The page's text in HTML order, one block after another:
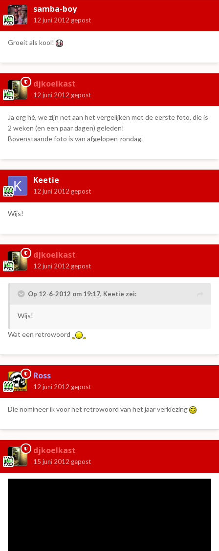
samba-boy
12 juni 2012 gepost
Groeit als kool!
djkoelkast
12 juni 2012 gepost
Ja erg hè, we zijn net aan het vergelijken met de eerste foto, die is
2 weken (en een paar dagen) geleden!
Bovenstaande foto is van afgelopen zondag.
Keetie
12 juni 2012 gepost
Wijs!
djkoelkast
12 juni 2012 gepost
Op 12-6-2012 om 19:17, Keetie zei:
Wijs!
Wat een retrowoord
Ross
12 juni 2012 gepost
Die nomineer ik voor het retrowoord van het jaar verkiezing
djkoelkast
15 juni 2012 gepost